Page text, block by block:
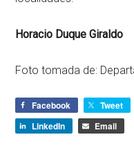
Horacio Duque Giraldo
Foto tomada de:
Facebook Tweet
LinkedIn
Email